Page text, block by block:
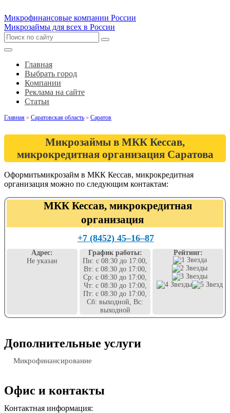
Микрофинансовые компании России
Микрозаймы для всех в России
Главная
Выбрать город
Компании
Реклама на сайте
Статьи
Главная » Саратовская область » Саратов
Микрозаймы в МКК Кессав,
микрокредитная организация Саратова
Оформитьмикрозайм в МКК Кессав, микрокредитная
организация можно по следующим контактам:
МКК Кессав, микрокредитная
организация
+7 (8452) 45‒16‒87
Адрес:
Не указан
График работы:
Пн: с 08:30 до 17:00,
Вт: с 08:30 до 17:00,
Ср: с 08:30 до 17:00,
Чт: с 08:30 до 17:00,
Пт: с 08:30 до 17:00,
Сб: выходной, Вс:
выходной
Рейтинг:
Дополнительные услуги
Микрофинансирование
Офис и контакты
Контактная информация: